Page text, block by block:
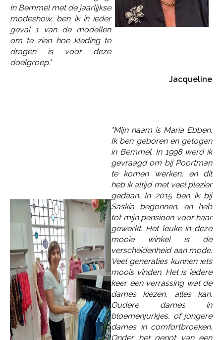
In Bemmel met de jaarlijkse
modeshow, ben ik in ieder
geval 1 van de modellen
om te zien hoe kleding te
dragen is voor deze
doelgroep."
Jacqueline
"Mijn naam is Maria Ebben.
Ik ben geboren en getogen
in Bemmel. In 1998 werd ik
gevraagd om bij Poortman
te komen werken, en dit
heb ik altijd met veel plezier
gedaan. In 2015 ben ik bij
Saskia begonnen, en heb
tot mijn pensioen voor haar
gewerkt. Het leuke in deze
mooie winkel is de
verscheidenheid aan mode.
Veel generaties kunnen iets
moois vinden. Het is iedere
keer een verrassing wat de
dames kiezen, alles kan.
Oudere dames in
bloemenjurkjes, of jongere
dames in comfortbroeken.
Onder het genot van een